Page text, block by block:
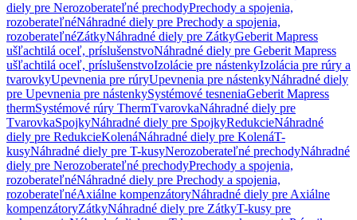
diely pre Nerozoberateľné prechodyPrechody a spojenia,
rozoberateľnéNáhradné diely pre Prechody a spojenia,
rozoberateľnéZátkyNáhradné diely pre ZátkyGeberit Mapress
ušľachtilá oceľ, príslušenstvoNáhradné diely pre Geberit Mapress
ušľachtilá oceľ, príslušenstvoIzolácie pre nástenkyIzolácia pre rúry a
tvarovkyUpevnenia pre rúryUpevnenia pre nástenkyNáhradné diely
pre Upevnenia pre nástenkySystémové tesneniaGeberit Mapress
thermSystémové rúry ThermTvarovkaNáhradné diely pre
TvarovkaSpojkyNáhradné diely pre SpojkyRedukcieNáhradné
diely pre RedukcieKolenáNáhradné diely pre KolenáT-
kusyNáhradné diely pre T-kusyNerozoberateľné prechodyNáhradné
diely pre Nerozoberateľné prechodyPrechody a spojenia,
rozoberateľnéNáhradné diely pre Prechody a spojenia,
rozoberateľnéAxiálne kompenzátoryNáhradné diely pre Axiálne
kompenzátoryZátkyNáhradné diely pre ZátkyT-kusy pre